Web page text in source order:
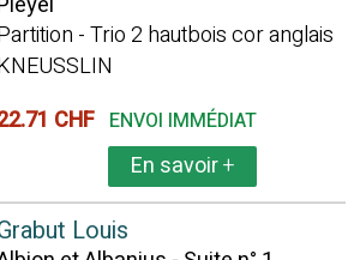
- Trio 2 hautbois cor anglais
CHF ENVOI IMMÉDIAT
En savoir+
Louis